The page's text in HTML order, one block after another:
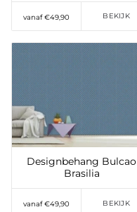
vanaf €49,90 BEKIJK
Designbehang Bulcao
Brasilia
vanaf €49,90 BEKIJK